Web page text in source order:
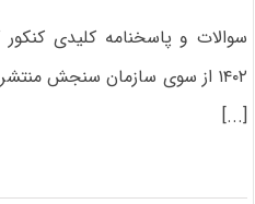
سوالات و پاسخنامه کلیدی
۱۴۰۲ از سوی سازمان سنجش
[...]